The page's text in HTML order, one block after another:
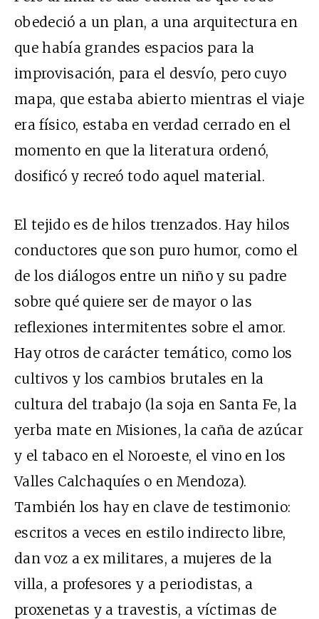
obedeció a un plan, a una arquitectura en
que había grandes espacios para la
improvisación, para el desvío, pero cuyo
mapa, que estaba abierto mientras el viaje
era físico, estaba en verdad cerrado en el
momento en que la literatura ordenó,
dosificó y recreó todo aquel material.
El tejido es de hilos trenzados. Hay hilos
conductores que son puro humor, como el
de los diálogos entre un niño y su padre
sobre qué quiere ser de mayor o las
reflexiones intermitentes sobre el amor.
Hay otros de carácter temático, como los
cultivos y los cambios brutales en la
cultura del trabajo (la soja en Santa Fe, la
yerba mate en Misiones, la caña de azúcar
y el tabaco en el Noroeste, el vino en los
Valles Calchaquíes o en Mendoza).
También los hay en clave de testimonio:
escritos a veces en estilo indirecto libre,
dan voz a ex militares, a mujeres de la
villa, a profesores y a periodistas, a
proxenetas y a travestis, a víctimas de